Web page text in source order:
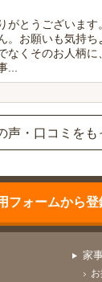
がとうございます
。お願いも気持
なくそのお人柄
...
声・口コミをも
フォームから
家